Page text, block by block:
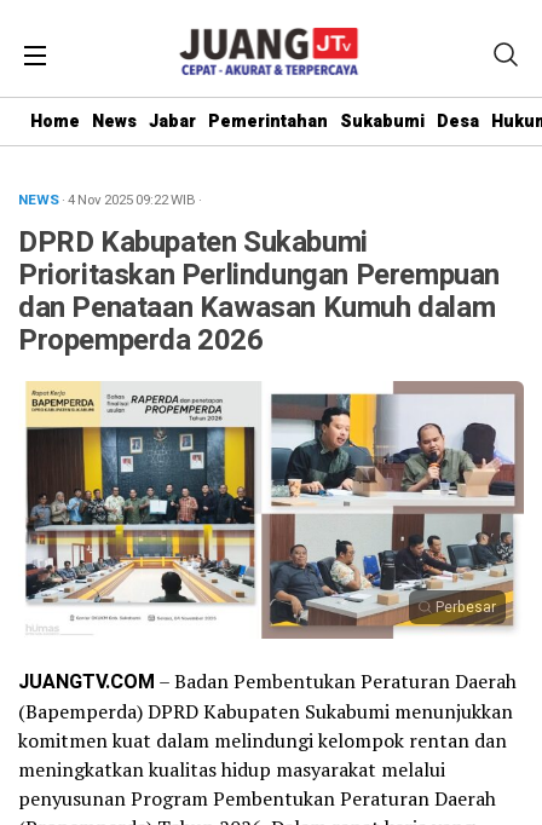
Home News Jabar Pemerintahan Sukabumi Desa
NEWS· 4 Nov 202509:22WIB ·
DPRD Kabupaten Sukabumi
Prioritaskan Perlindungan Perempuan
dan Penataan Kawasan Kumuh dalam
Propemperda 2026
Perbesar
JUANGTV.COM – Badan Pembentukan Peraturan Daerah
(Bapemperda) DPRD Kabupaten Sukabumi menunjukkan
komitmen kuat dalam melindungi kelompok rentan dan
meningkatkan kualitas hidup masyarakat melalui
penyusunan Program Pembentukan Peraturan Daerah